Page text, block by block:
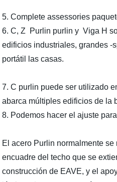
5. Complete assessories
6. C, Z Purlin purlin y Viga H
edificios industriales, grandes -
portátil las casas.
7. C purlin puede ser utilizado
abarca múltiples edificios de la
8. Podemos hacer el ajuste
El acero Purlin normalmente
encuadre del techo que se
construcción de EAVE, y el